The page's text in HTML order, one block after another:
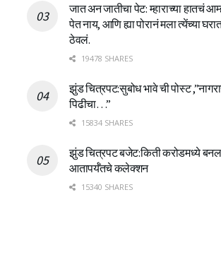
जात अन जातीचा पेट: म्हाराच्या हातचं
पेत नाय, आणि ह्या पोरानं मला त्येंच्या
ठेवलं.
19478 SHARES
झुंड चित्रपट:सुबोध भावे ची पोस्ट
पिढीचा…”
15834 SHARES
झुंड चित्रपट बजेट:किती करोडमध्ये
आतापर्यँतचे कलेक्शन
15340 SHARES